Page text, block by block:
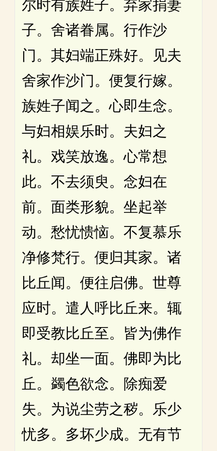
尔时有族姓子。弃家捐妻
子。舍诸眷属。行作沙
门。其妇端正殊好。见夫
舍家作沙门。便复行嫁。
族姓子闻之。心即生念。
与妇相娱乐时。夫妇之
礼。戏笑放逸。心常想
此。不去须臾。念妇在
前。面类形貌。坐起举
动。愁忧愦恼。不复慕乐
净修梵行。便归其家。诸
比丘闻。便往启佛。世尊
应时。遣人呼比丘来。辄
即受教比丘至。皆为佛作
礼。却坐一面。佛即为比
丘。蠲色欲念。除痴爱
失。为说尘劳之秽。乐少
忧多。多坏少成。无有节